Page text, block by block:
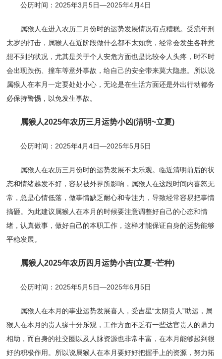
公历时间：2025年3月5日—2025年4月4日
属猴人在进入农历二月份时的运势发展情况有点糟糕。受流年刑
太岁的打击，属猴人在近阶段做什么都不太如意，经常会发生各种意
想不到的状况，尤其是关于个人安危方面也是比较令人头疼，时不时
会出现跌伤、撞车等意外事故，给自己的安全带来莫大隐患。所以说
属猴人在本月一定要处处小心，无论是在生活方面还是外出行动都务
必保持警惕，以免发生事故。
属猴人2025年农历三月运势小凶(清明~立夏)
公历时间：2025年4月4日—2025年5月5日
属猴人在农历三月份时的运势发展不太乐观。临近清明前后的状
态和情绪越发不好，容易被外界所影响，属猴人在这段时间内喜怒无
常，总是心情低落，做事情缺乏耐心和专注力，导致经常容易把事情
搞砸。为此建议属猴人在本月的时候要注意调整好自己的心态和情
绪，认真做事，做好自己的本职工作，这样才能保证自身的运势能够
平稳发展。
属猴人2025年农历四月运势小吉(立夏~芒种)
公历时间：2025年5月5日—2025年6月5日
属猴人在本月的事业运势发展喜人，受吉星“太阴贵人”助运，属
猴人在本月的贵人缘十分乐观，工作方面不乏有一些达官贵人的鼎力
相助，而自身的社交圈以及人脉资源也非常丰富，在本月能够起到很
好的积极作用。所以说属猴人在本月要好好把握手上的资源，努力拓